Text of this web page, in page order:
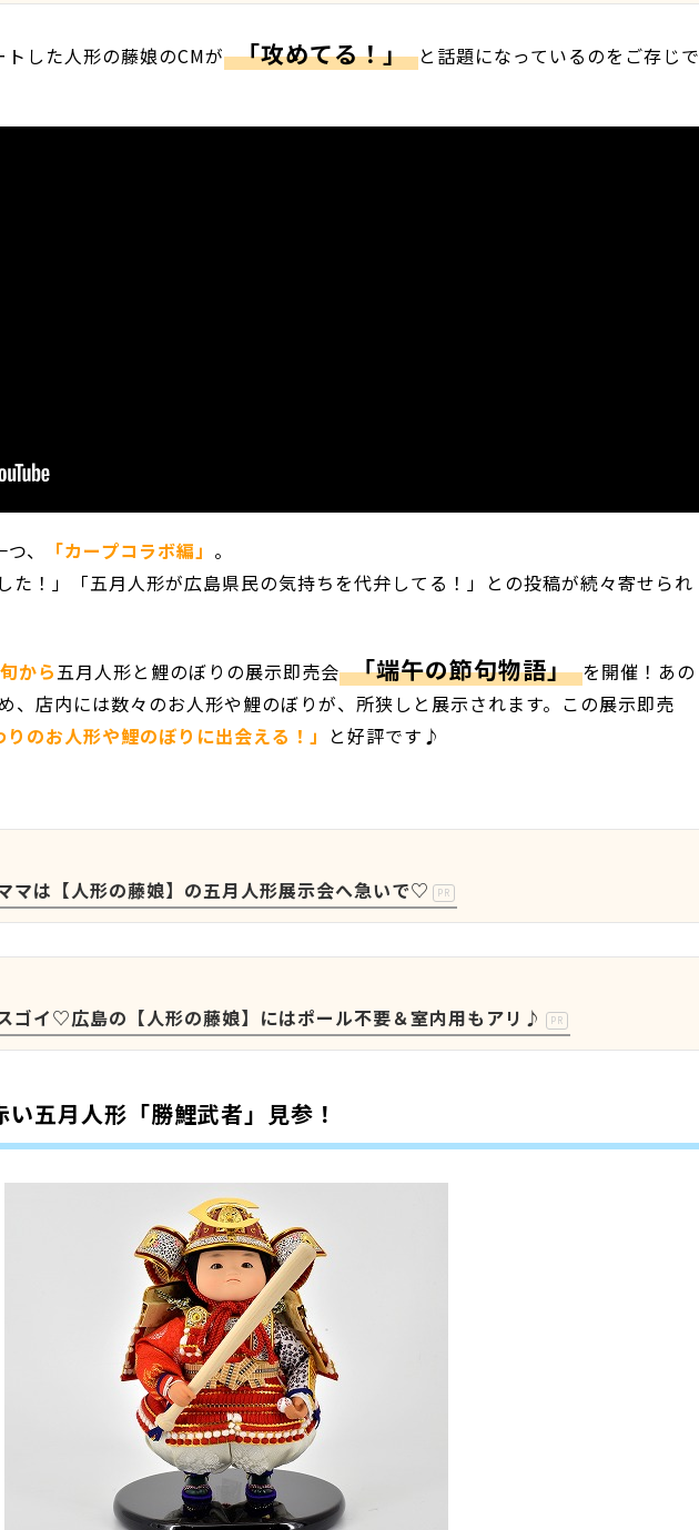
した人形の藤娘のCMが 「攻めてる！」 と話題になっているのをご存じで
、 「カープコラボ編」 。
た！」「五月人形が広島県民の気持ちを代弁してる！」との投稿が続々寄せられ
から 五月人形と鯉のぼりの展示即売会 「端午の節句物語」 を開催！あの
、店内には数々のお人形や鯉のぼりが、所狭しと展示されます。この展示即売
りのお人形や鯉のぼりに出会える！」 と好評です♪
マは【人形の藤娘】の五月人形展示会へ急いで♡ PR
ゴイ♡広島の【人形の藤娘】にはポール不要＆室内用もアリ♪ PR
五月人形「勝鯉武者」見参！